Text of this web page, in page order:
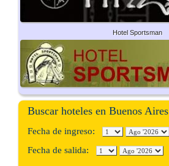
Hotel Sportsman
Buscar hoteles en Buenos Aires
Fecha de ingreso:
Fecha de salida: